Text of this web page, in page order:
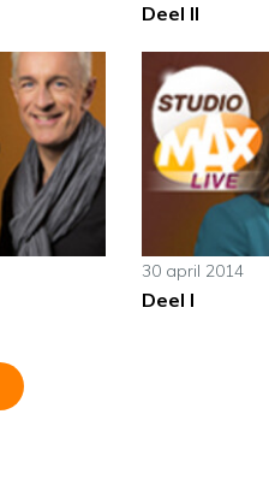
Deel II
30 april 2014
Deel I